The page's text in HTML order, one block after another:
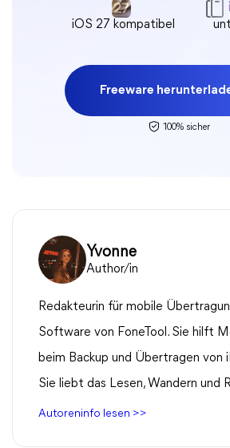
iOS 27 kompatibel
Freeware
100% sicher
Yvonne
Author/in
Redakteurin für mobile
Software von FoneTool. Sie hilft
beim Backup und Übertragen von
Sie liebt das Lesen, Wandern und
Autoreninfo lesen >>